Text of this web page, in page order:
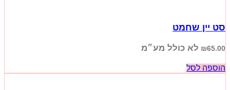
סט יין שחמט
₪65.00 לא כולל מע״מ
הוספה לסל